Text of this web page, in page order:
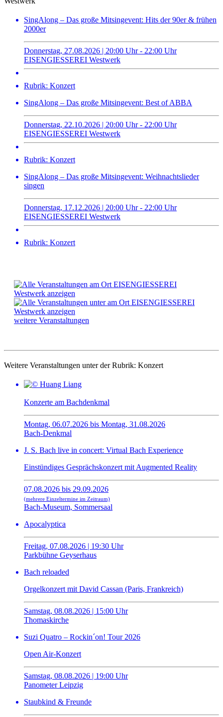
SingAlong – Das große Mitsingevent: Hits der 90er & frühen
2000er
Donnerstag, 27.08.2026 | 20:00 Uhr - 22:00 Uhr
EISENGIESSEREI Westwerk
Rubrik: Konzert
SingAlong – Das große Mitsingevent: Best of ABBA
Donnerstag, 22.10.2026 | 20:00 Uhr - 22:00 Uhr
EISENGIESSEREI Westwerk
Rubrik: Konzert
SingAlong – Das große Mitsingevent: Weihnachtslieder
singen
Donnerstag, 17.12.2026 | 20:00 Uhr - 22:00 Uhr
EISENGIESSEREI Westwerk
Rubrik: Konzert
weitere Veranstaltungen
Weitere Veranstaltungen unter der Rubrik: Konzert
Konzerte am Bachdenkmal
Montag, 06.07.2026 bis Montag, 31.08.2026
Bach-Denkmal
J. S. Bach live in concert: Virtual Bach Experience
Einstündiges Gesprächskonzert mit Augmented Reality
07.08.2026 bis 29.09.2026
(mehrere Einzeltermine im Zeitraum)
Bach-Museum, Sommersaal
Apocalyptica
Freitag, 07.08.2026 | 19:30 Uhr
Parkbühne Geyserhaus
Bach reloaded
Orgelkonzert mit David Cassan (Paris, Frankreich)
Samstag, 08.08.2026 | 15:00 Uhr
Thomaskirche
Suzi Quatro – Rockin´on! Tour 2026
Open Air-Konzert
Samstag, 08.08.2026 | 19:00 Uhr
Panometer Leipzig
Staubkind & Freunde